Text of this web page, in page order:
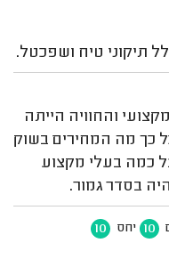
תיקוני טיח ושפכטל.
והחוויה הייתה
כך מה המחירים בשוק
כמה בעלי מקצוע
בסדר גמור.
10 יחס 10